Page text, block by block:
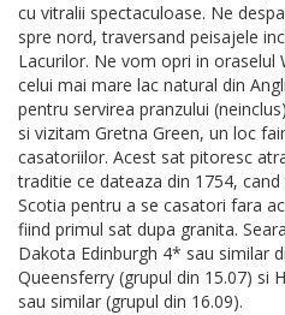
cu vitralii spectaculoase. Ne
spre nord, traversand peisajele
Lacurilor. Ne vom opri in oraselul
celui mai mare lac natural din
pentru servirea pranzului
si vizitam Gretna Green, un loc
casatoriilor. Acest sat pitoresc
traditie ce dateaza din 1754,
Scotia pentru a se casatori fara
fiind primul sat dupa granita.
Dakota Edinburgh 4* sau similar
Queensferry (grupul din 15.07) si
sau similar (grupul din 16.09).